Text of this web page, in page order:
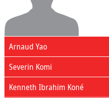
Arnaud Yao
Severin Komi
Kenneth Ibrahim Koné